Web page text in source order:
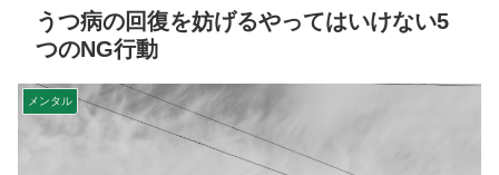
うつ病の回復を妨げるやってはいけない5
つのNG行動
メンタル